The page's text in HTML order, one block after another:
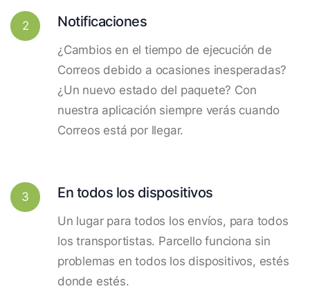
2 Notificaciones
¿Cambios en el tiempo de ejecución de
Correos debido a ocasiones inesperadas?
¿Un nuevo estado del paquete? Con
nuestra aplicación siempre verás cuando
Correos está por llegar.
3 En todos los dispositivos
Un lugar para todos los envíos, para todos
los transportistas. Parcello funciona sin
problemas en todos los dispositivos, estés
donde estés.